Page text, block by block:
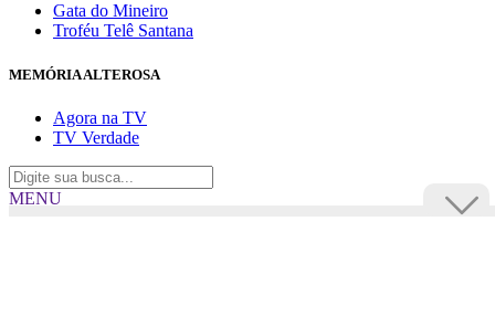
Gata do Mineiro
Troféu Telê Santana
MEMÓRIA ALTEROSA
Agora na TV
TV Verdade
MENU